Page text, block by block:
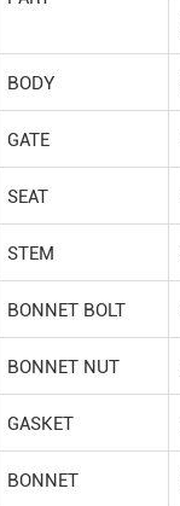
BODY
GATE
SEAT
STEM
BONNET BOLT
BONNET NUT
GASKET
BONNET